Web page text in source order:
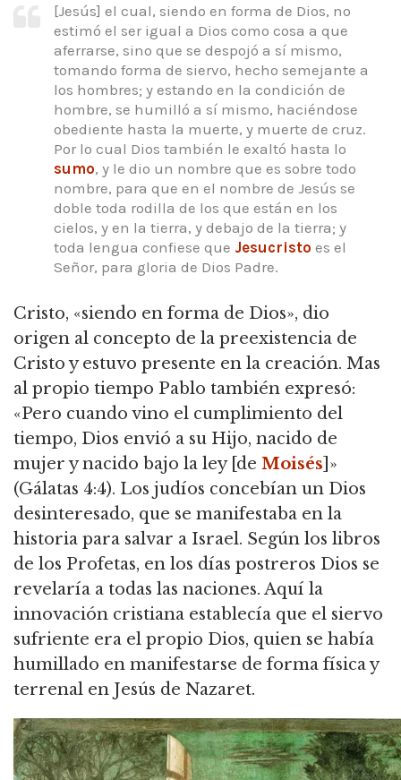
[Jesús] el cual, siendo en forma de Dios, no
estimó el ser igual a Dios como cosa a que
aferrarse, sino que se despojó a sí mismo,
tomando forma de siervo, hecho semejante a
los hombres; y estando en la condición de
hombre, se humilló a sí mismo, haciéndose
obediente hasta la muerte, y muerte de cruz.
Por lo cual Dios también le exaltó hasta lo
sumo, y le dio un nombre que es sobre todo
nombre, para que en el nombre de Jesús se
doble toda rodilla de los que están en los
cielos, y en la tierra, y debajo de la tierra; y
toda lengua confiese que Jesucristo es el
Señor, para gloria de Dios Padre.
Cristo, «siendo en forma de Dios», dio
origen al concepto de la preexistencia de
Cristo y estuvo presente en la creación. Mas
al propio tiempo Pablo también expresó:
«Pero cuando vino el cumplimiento del
tiempo, Dios envió a su Hijo, nacido de
mujer y nacido bajo la ley [de Moisés ]»
(Gálatas 4:4). Los judíos concebían un Dios
desinteresado, que se manifestaba en la
historia para salvar a Israel. Según los libros
de los Profetas, en los días postreros Dios se
revelaría a todas las naciones. Aquí la
innovación cristiana establecía que el siervo
sufriente era el propio Dios, quien se había
humillado en manifestarse de forma física y
terrenal en Jesús de Nazaret.